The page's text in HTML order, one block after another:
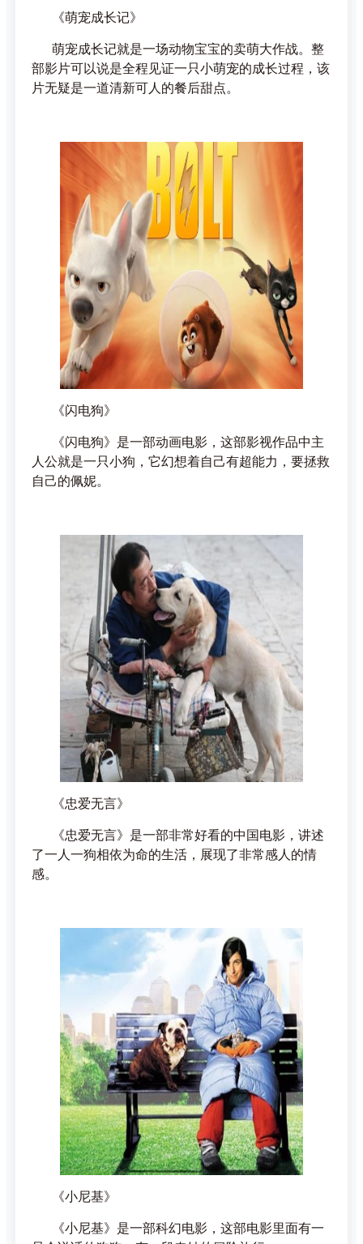
《萌宠成长记》
萌宠成长记就是一场动物宝宝的卖萌大作战。整
部影片可以说是全程见证一只小萌宠的成长过程，该
片无疑是一道清新可人的餐后甜点。
《闪电狗》
《闪电狗》是一部动画电影，这部影视作品中主
人公就是一只小狗，它幻想着自己有超能力，要拯救
自己的佩妮。
《忠爱无言》
《忠爱无言》是一部非常好看的中国电影，讲述
了一人一狗相依为命的生活，展现了非常感人的情
感。
《小尼基》
《小尼基》是一部科幻电影，这部电影里面有一